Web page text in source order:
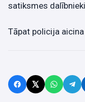
satiksmes
Tāpat policija